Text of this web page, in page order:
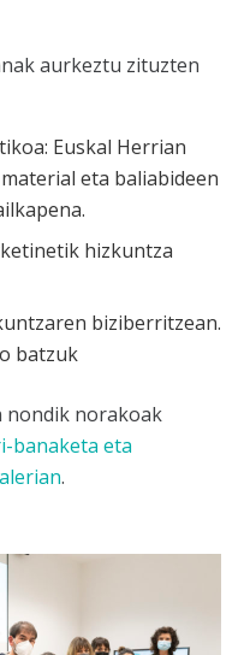
aurkeztu zituzten
Euskal Herrian
eta baliabideen
hizkuntza
biziberritzean.
batzuk
nondik norakoak
banaketa eta
.